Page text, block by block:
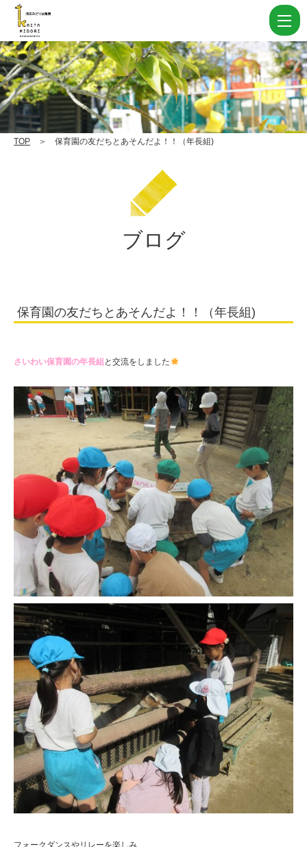
育
園
の
友
だ
ち
ん
（年
長
学
校
法
人
住
田
学
園
TOP ＞ 保育園の友だちとあそんだよ！！（年長組)
ブログ
保育園の友だちとあそんだよ！！（年長組)
さいわい保育園の年長組 と交流をしました